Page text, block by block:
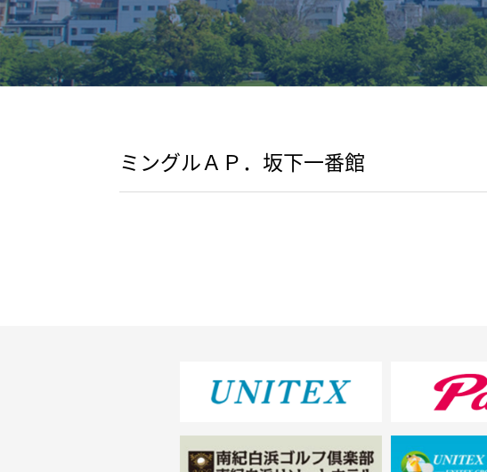
ミングルＡＰ．坂下一番館